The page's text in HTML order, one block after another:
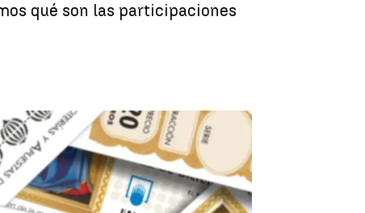
qué son las participaciones